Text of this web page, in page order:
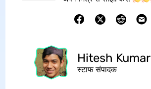
Hitesh Kumar
स्टाफ संपादक